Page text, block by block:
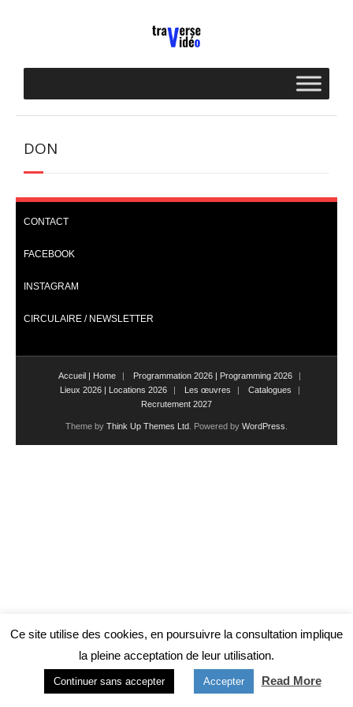
DON
CONTACT
FACEBOOK
INSTAGRAM
CIRCULAIRE / NEWSLETTER
Accueil | Home
Programmation 2026 | Programming 2026
Lieux 2026 | Locations 2026
Les œuvres
Catalogues
Recrutement 2027
Theme by Think Up Themes Ltd . Powered by WordPress
Ce site utilise des cookies, en poursuivre la consultation implique
la pleine acceptation de leur utilisation.
Continuer sans accepter Accepter Read More